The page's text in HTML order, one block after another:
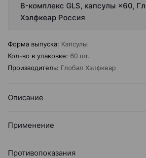
B-комплекс GLS, капсулы ×60,
Хэлфкеар Россия
Форма выпуска: Капсулы
Кол-во в упаковке: 60 шт.
Производитель: Глобал Хэлфкеар
Описание
Применение
Противопоказания